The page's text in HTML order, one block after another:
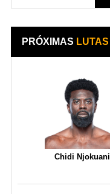
PRÓXIMAS LUTAS
Chidi Njokuani